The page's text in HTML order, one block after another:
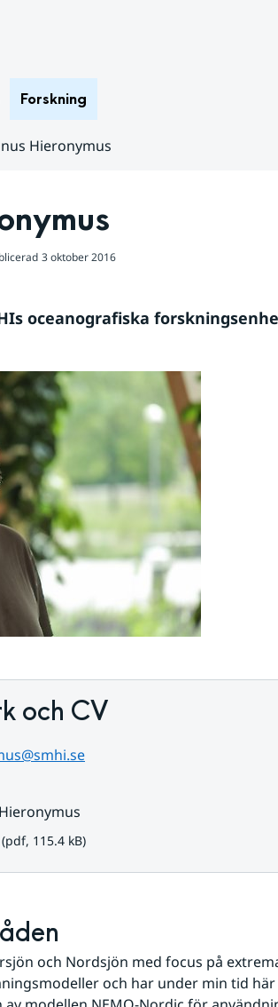
Forskning
Hieronymus
3 oktober 2016
oceanografiska
och CV
115.4 kB.
115.4 kB)
och Nordsjön med focus på
och har under min tid här